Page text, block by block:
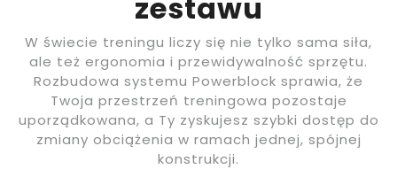
zestawu
W świecie treningu liczy się nie tylko sama siła,
ale też ergonomia i przewidywalność sprzętu.
Rozbudowa systemu Powerblock sprawia, że
Twoja przestrzeń treningowa pozostaje
uporządkowana, a Ty zyskujesz szybki dostęp do
zmiany obciążenia w ramach jednej, spójnej
konstrukcji.